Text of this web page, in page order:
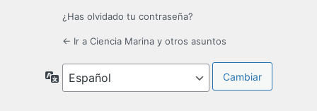
¿Has olvidado tu contraseña?
← Ir a Ciencia Marina y otros asuntos
Idioma